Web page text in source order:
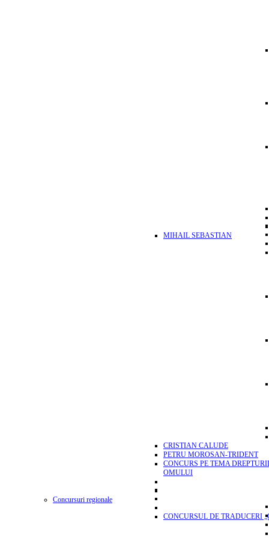
MIHAIL SEBASTIAN
CRISTIAN CALUDE
PETRU MOROSAN-TRIDENT
CONCURS PE TEMA
OMULUI
Concursuri regionale
CONCURSUL DE TRADUCERI